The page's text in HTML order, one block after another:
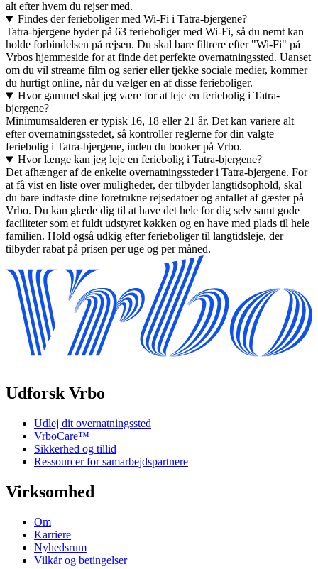
alt efter hvem du rejser med.
Findes der ferieboliger med Wi-Fi i Tatra-bjergene?
Tatra-bjergene byder på 63 ferieboliger med Wi-Fi, så du nemt kan
holde forbindelsen på rejsen. Du skal bare filtrere efter "Wi-Fi" på
Vrbos hjemmeside for at finde det perfekte overnatningssted. Uanset
om du vil streame film og serier eller tjekke sociale medier, kommer
du hurtigt online, når du vælger en af disse ferieboliger.
Hvor gammel skal jeg være for at leje en feriebolig i Tatra-
bjergene?
Minimumsalderen er typisk 16, 18 eller 21 år. Det kan variere alt
efter overnatningsstedet, så kontroller reglerne for din valgte
feriebolig i Tatra-bjergene, inden du booker på Vrbo.
Hvor længe kan jeg leje en feriebolig i Tatra-bjergene?
Det afhænger af de enkelte overnatningssteder i Tatra-bjergene. For
at få vist en liste over muligheder, der tilbyder langtidsophold, skal
du bare indtaste dine foretrukne rejsedatoer og antallet af gæster på
Vrbo. Du kan glæde dig til at have det hele for dig selv samt gode
faciliteter som et fuldt udstyret køkken og en have med plads til hele
familien. Hold også udkig efter ferieboliger til langtidsleje, der
tilbyder rabat på prisen per uge og per måned.
Udforsk Vrbo
Udlej dit overnatningssted
VrboCare™
Sikkerhed og tillid
Ressourcer for samarbejdspartnere
Virksomhed
Om
Karriere
Nyhedsrum
Vilkår og betingelser